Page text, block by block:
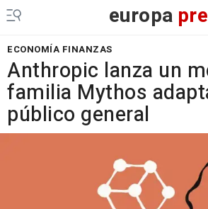
europa
ECONOMÍA FINANZAS
Anthropic lanza un
familia Mythos
público general